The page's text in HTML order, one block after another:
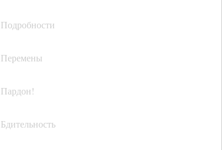
Подробности
Перемены
Пардон!
Бдительность